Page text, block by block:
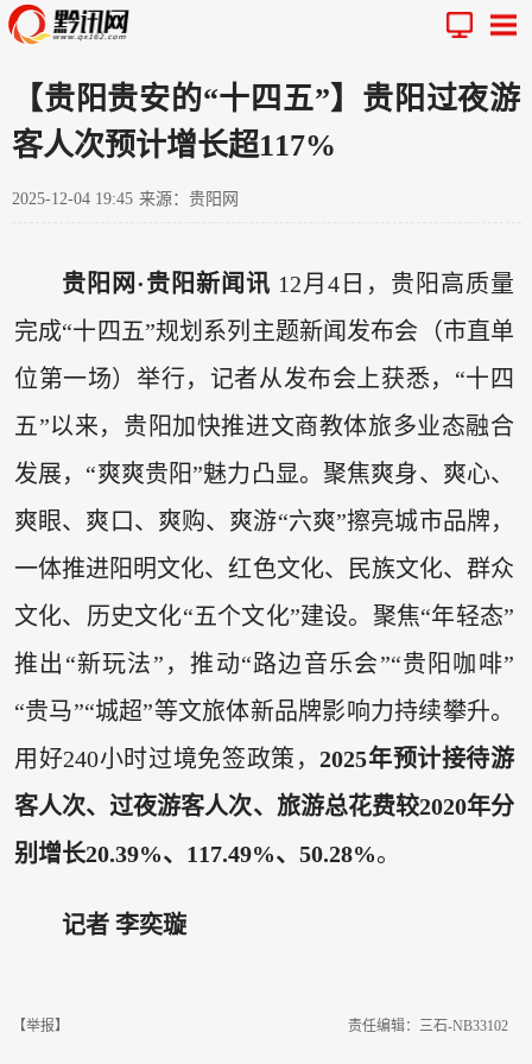
【贵阳贵安的“十四五”】贵阳过夜游
客人次预计增长超117%
2025-12-04 19:45 来源：贵阳网
贵阳网·贵阳新闻讯 12月4日，贵阳高质量
完成“十四五”规划系列主题新闻发布会（市直单
位第一场）举行，记者从发布会上获悉，“十四
五”以来，贵阳加快推进文商教体旅多业态融合
发展，“爽爽贵阳”魅力凸显。聚焦爽身、爽心、
爽眼、爽口、爽购、爽游“六爽”擦亮城市品牌，
一体推进阳明文化、红色文化、民族文化、群众
文化、历史文化“五个文化”建设。聚焦“年轻态”
推出“新玩法”，推动“路边音乐会”“贵阳咖啡”
“贵马”“城超”等文旅体新品牌影响力持续攀升。
用好240小时过境免签政策，2025年预计接待游
客人次、过夜游客人次、旅游总花费较2020年分
别增长20.39%、117.49%、50.28%。
记者 李奕璇
【举报】 责任编辑：三石-NB33102